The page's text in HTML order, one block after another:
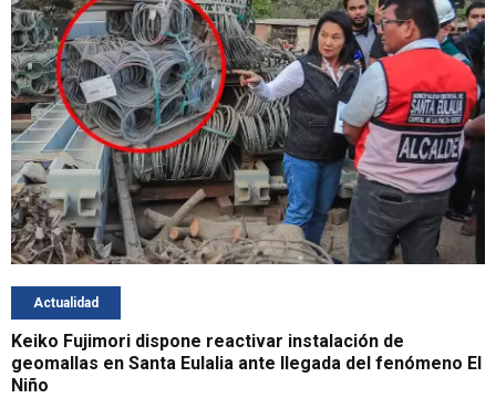
Actualidad
Keiko Fujimori dispone reactivar instalación de
geomallas en Santa Eulalia ante llegada del fenómeno El
Niño